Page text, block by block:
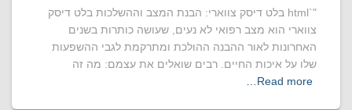
"`html בלט דיסק צווארי: הבנת המצב וההשלכות בלט דיסק
צווארי הוא מצב רפואי לא נעים, שעושה כותרות בשנים
האחרונות לאור ההבנה ההולכת ומתרקמת לגבי ההשפעות
שלו על איכות החיים. רבים שואלים את עצמם: מה זה
Read more…